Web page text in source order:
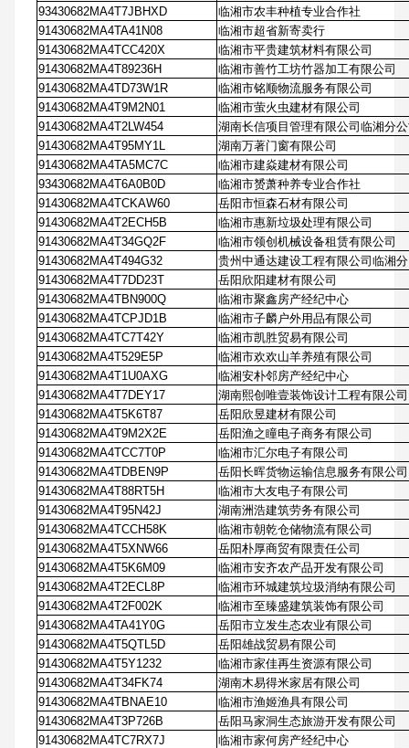
93430682MA4T7JBHXD
临湘市农丰种植专业合作社
91430682MA4TA41N08
临湘市超省新寄卖行
91430682MA4TCC420X
临湘市平贵建筑材料有限公司
91430682MA4T89236H
临湘市善竹工坊竹器加工有限公司
91430682MA4TD73W1R
临湘市铭顺物流服务有限公司
91430682MA4T9M2N01
临湘市萤火虫建材有限公司
91430682MA4T2LW454
湖南长信项目管理有限公司临湘分
91430682MA4T95MY1L
湖南万著门窗有限公司
91430682MA4TA5MC7C
临湘市建焱建材有限公司
93430682MA4T6A0B0D
临湘市赟萧种养专业合作社
91430682MA4TCKAW60
岳阳市恒森石材有限公司
91430682MA4T2ECH5B
临湘市惠新垃圾处理有限公司
91430682MA4T34GQ2F
临湘市领创机械设备租赁有限公司
91430682MA4T494G32
贵州中通达建设工程有限公司临湘分
91430682MA4T7DD23T
岳阳欣阳建材有限公司
91430682MA4TBN900Q
临湘市聚鑫房产经纪中心
91430682MA4TCPJD1B
临湘市子麟户外用品有限公司
91430682MA4TC7T42Y
临湘市凯胜贸易有限公司
91430682MA4T529E5P
临湘市欢欢山羊养殖有限公司
91430682MA4T1U0AXG
临湘安朴邻房产经纪中心
91430682MA4T7DEY17
湖南熙创唯壹装饰设计工程有限公司
91430682MA4T5K6T87
岳阳欣昱建材有限公司
91430682MA4T9M2X2E
岳阳渔之瞳电子商务有限公司
91430682MA4TCC7T0P
临湘市汇尔电子有限公司
91430682MA4TDBEN9P
岳阳长晖货物运输信息服务有限公司
91430682MA4T88RT5H
临湘市大友电子有限公司
91430682MA4T95N42J
湖南洲浩建筑劳务有限公司
91430682MA4TCCH58K
临湘市朝乾仓储物流有限公司
91430682MA4T5XNW66
岳阳朴厚商贸有限责任公司
91430682MA4T5K6M09
临湘市安齐农产品开发有限公司
91430682MA4T2ECL8P
临湘市环城建筑垃圾消纳有限公司
91430682MA4T2F002K
临湘市至臻盛建筑装饰有限公司
91430682MA4TA41Y0G
岳阳市立发生态农业有限公司
91430682MA4T5QTL5D
岳阳雄战贸易有限公司
91430682MA4T5Y1232
临湘市家佳再生资源有限公司
91430682MA4T34FK74
湖南木易得米家居有限公司
91430682MA4TBNAE10
临湘市渔姬渔具有限公司
91430682MA4T3P726B
岳阳马家洞生态旅游开发有限公司
91430682MA4TC7RX7J
临湘市家何房产经纪中心